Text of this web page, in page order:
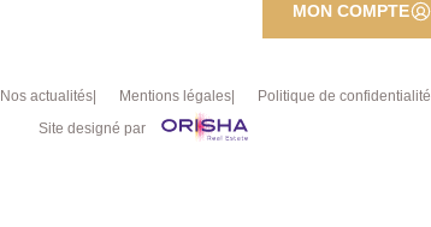
MON COMPTE
Nos actualités Mentions légales Politique de confidentialité
Site designé par